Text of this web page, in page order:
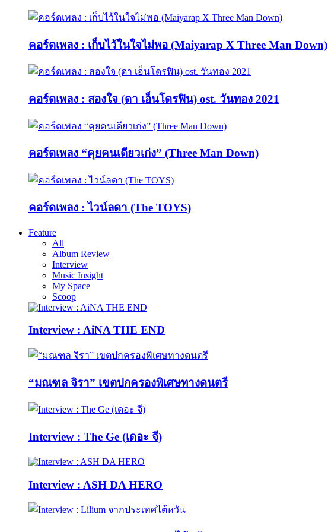
คอร์ดเพลง : เก็บไว้ในใจไม่พอ (Maiyarap X Three Man Down)
คอร์ดเพลง : สองใจ (ดา เอ็นโดรฟิน) ost. วันทอง 2021
คอร์ดเพลง “คุยคนเดียวเก่ง” (Three Man Down)
คอร์ดเพลง : ไวน์ลดา (The TOYS)
Feature
All
Album Review
Interview
Music Insight
My Space
Scoop
Interview : AiNA THE END
“มณฑล จิรา” เขตปกครองพิเศษทางดนตรี
Interview : The Ge (เดอะ จี)
Interview : ASH DA HERO